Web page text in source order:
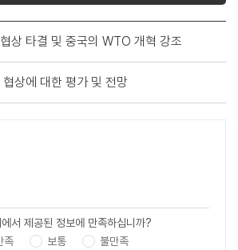
상 타결 및 중국의 WTO 개혁 강조
협상에 대한 평가 및 전망
서 제공된 정보에 만족하십니까?
족 보통
불만족